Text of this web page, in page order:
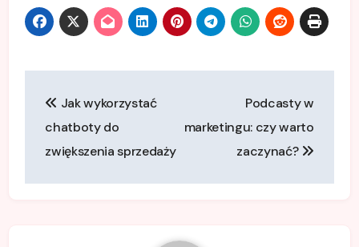
wpisu
Jak wykorzystać
chatboty do
zwiększenia sprzedaży
Podcasty w
marketingu: czy warto
zaczynać?